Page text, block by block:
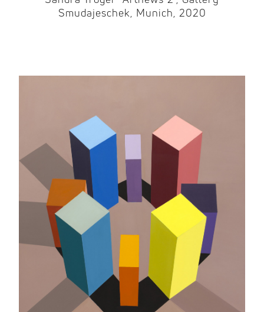
Smudajeschek, Munich, 2020